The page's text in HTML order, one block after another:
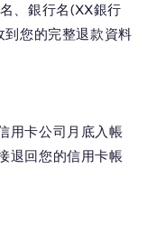
、銀行名(XX銀行
您的完整退款資料
用卡公司月底入帳
退回您的信用卡帳